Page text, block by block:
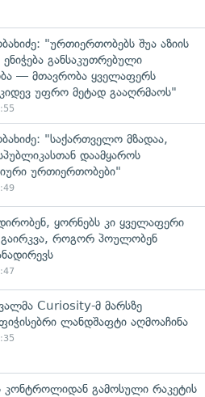
"ურთიერთობებს შუა აზიის
ენიჭება განსაკუთრებული
— მთავრობა ყველაფერს
კიდევ უფრო მეტად გააღრმაოს"
"საქართველო მზადაა,
დაამყაროს
ურთიერთობები"
ყორნებს კი ყველაფერი
როგორ პოულობენ
Curiosity-მ მარსზე
ლანდშაფტი აღმოაჩინა
კონტროლიდან გამოსული რაკეტის